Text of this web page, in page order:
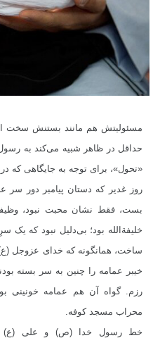
مسئولیتش هم مانند بستنش سخت
حداقل در ظاهر شبیه می‌کند به
«تحول»، برای توجه به جایگاهی که در
روز غدیر که دستان پیامبر دور سر
بست، فقط نشان محبت نبود، وظیفه
خلیفةالله بود؛ بی‌دلیل نبود که یک
ساخت، همانگونه که خدای عزوجل
خیبر عمامه را چنین به سر بسته
رزم. گواه آن هم عمامه خونینی
محراب مسجد کوفه.
خط رسول خدا (ص) و علی (ع)